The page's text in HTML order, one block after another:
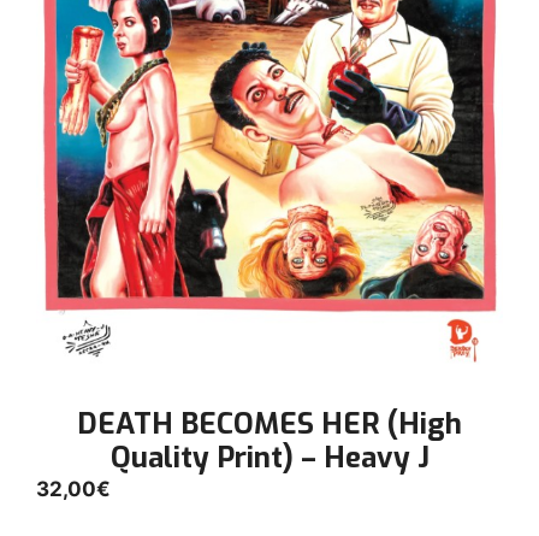
DEATH BECOMES HER (High
Quality Print) – Heavy J
32,00€